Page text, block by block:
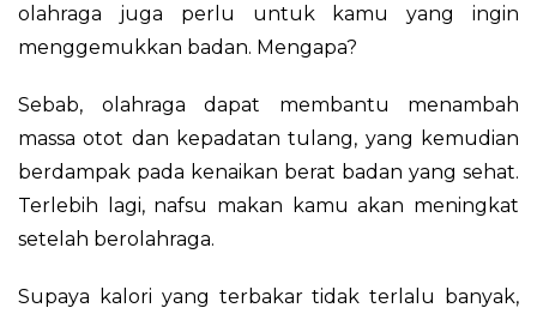
olahraga juga perlu untuk kamu yang ingin
menggemukkan badan. Mengapa?
Sebab, olahraga dapat membantu menambah
massa otot dan kepadatan tulang, yang kemudian
berdampak pada kenaikan berat badan yang sehat.
Terlebih lagi, nafsu makan kamu akan meningkat
setelah berolahraga.
Supaya kalori yang terbakar tidak terlalu banyak,